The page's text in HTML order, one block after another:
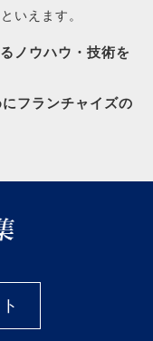
いえます。
ノウハウ・技術を
フランチャイズの